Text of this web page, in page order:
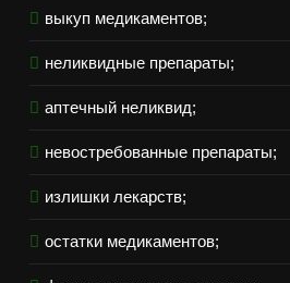
выкуп медикаментов;
неликвидные препараты;
аптечный неликвид;
невостребованные препараты;
излишки лекарств;
остатки медикаментов;